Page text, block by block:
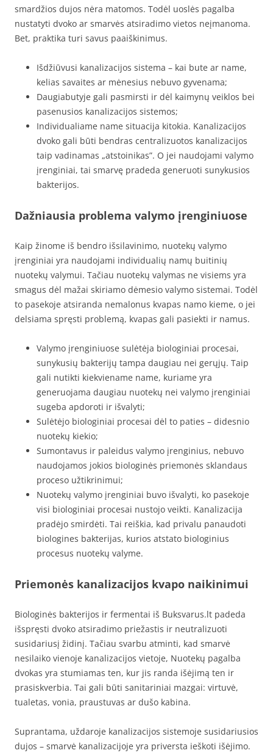
smardžios dujos nėra matomos. Todėl uoslės pagalba
nustatyti dvoko ar smarvės atsiradimo vietos neįmanoma.
Bet, praktika turi savus paaiškinimus.
Išdžiūvusi kanalizacijos sistema – kai bute ar name,
kelias savaites ar mėnesius nebuvo gyvenama;
Daugiabutyje gali pasmirsti ir dėl kaimynų veiklos bei
pasenusios kanalizacijos sistemos;
Individualiame name situacija kitokia. Kanalizacijos
dvoko gali būti bendras centralizuotos kanalizacijos
taip vadinamas „atstoinikas”. O jei naudojami valymo
įrenginiai, tai smarvę pradeda generuoti sunykusios
bakterijos.
Dažniausia problema valymo įrenginiuose
Kaip žinome iš bendro išsilavinimo, nuotekų valymo
įrenginiai yra naudojami individualių namų buitinių
nuotekų valymui. Tačiau nuotekų valymas ne visiems yra
smagus dėl mažai skiriamo dėmesio valymo sistemai. Todėl
to pasekoje atsiranda nemalonus kvapas namo kieme, o jei
delsiama spręsti problemą, kvapas gali pasiekti ir namus.
Valymo įrenginiuose sulėtėja biologiniai procesai,
sunykusių bakterijų tampa daugiau nei gerųjų. Taip
gali nutikti kiekviename name, kuriame yra
generuojama daugiau nuotekų nei valymo įrenginiai
sugeba apdoroti ir išvalyti;
Sulėtėjo biologiniai procesai dėl to paties – didesnio
nuotekų kiekio;
Sumontavus ir paleidus valymo įrenginius, nebuvo
naudojamos jokios biologinės priemonės sklandaus
proceso užtikrinimui;
Nuotekų valymo įrenginiai buvo išvalyti, ko pasekoje
visi biologiniai procesai nustojo veikti. Kanalizacija
pradėjo smirdėti. Tai reiškia, kad privalu panaudoti
biologines bakterijas, kurios atstato biologinius
procesus nuotekų valyme.
Priemonės kanalizacijos kvapo naikinimui
Biologinės bakterijos ir fermentai iš Buksvarus.lt padeda
išspręsti dvoko atsiradimo priežastis ir neutralizuoti
susidariusį židinį. Tačiau svarbu atminti, kad smarvė
nesilaiko vienoje kanalizacijos vietoje, Nuotekų pagalba
dvokas yra stumiamas ten, kur jis randa išėjimą ten ir
prasiskverbia. Tai gali būti sanitariniai mazgai: virtuvė,
tualetas, vonia, praustuvas ar dušo kabina.
Suprantama, uždaroje kanalizacijos sistemoje susidariusios
dujos – smarvė kanalizacijoje yra priversta ieškoti išėjimo.